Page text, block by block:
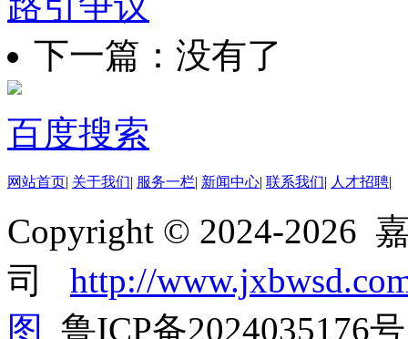
下一篇：没有了
百度搜索
网站首页| 关于我们| 服务一栏| 新闻中心| 联系我们| 人才招聘|
Copyright © 2024-2026
司 http://
图
鲁ICP备2024035176号